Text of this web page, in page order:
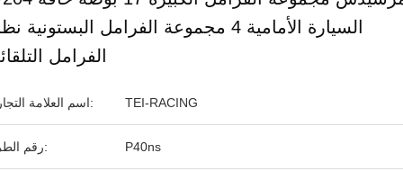
السيارة الأمامية 4 مجموعة الفرامل البستونية
الفرامل
اسم العلامة التجارية: TEI-RACING
رقم الطراز: P40ns